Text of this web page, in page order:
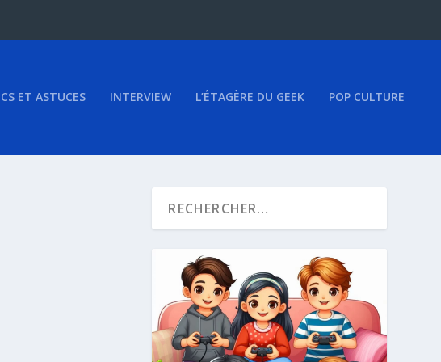
ET ASTUCES INTERVIEW L’ÉTAGÈRE DU GEEK POP CULTURE